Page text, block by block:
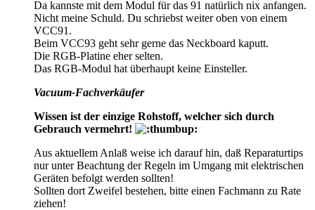
Da kannste mit dem Modul für das 91 natürlich nix anfangen.
Nicht meine Schuld. Du schriebst weiter oben von einem
VCC91.
Beim VCC93 geht sehr gerne das Neckboard kaputt.
Die RGB-Platine eher selten.
Das RGB-Modul hat überhaupt keine Einsteller.
Vacuum-Fachverkäufer
Wissen ist der einzige Rohstoff, welcher sich durch
Gebrauch vermehrt!
Aus aktuellem Anlaß weise ich darauf hin, daß Reparaturtips
nur unter Beachtung der Regeln im Umgang mit elektrischen
Geräten befolgt werden sollten!
Sollten dort Zweifel bestehen, bitte einen Fachmann zu Rate
ziehen!